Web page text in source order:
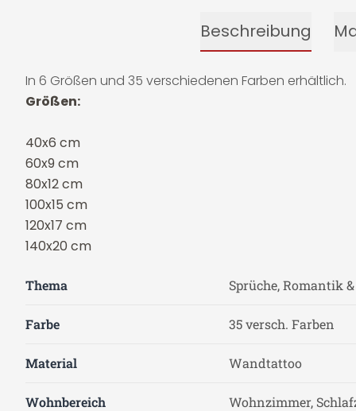
Beschreibung
In 6 Größen und 35 verschiedenen Farben erhältlich.
Größen:
40x6 cm
60x9 cm
80x12 cm
100x15 cm
120x17 cm
140x20 cm
Thema Sprüche, Romantik
Farbe 35 versch. Farben
Material Wandtattoo
Wohnbereich Wohnzimmer,